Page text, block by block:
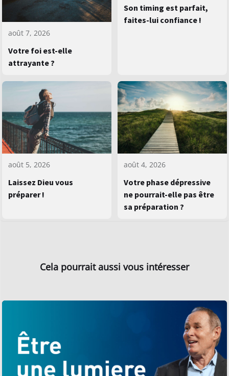
août 7, 2026
Votre foi est-elle
attrayante ?
Son timing est parfait,
faites-lui confiance !
août 5, 2026
Laissez Dieu vous
préparer !
août 4, 2026
Votre phase dépressive
ne pourrait-elle pas être
sa préparation ?
Cela pourrait aussi vous intéresser